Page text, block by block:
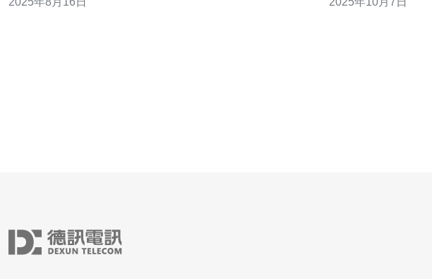
多企业的关注。本文将深入探讨香港站群的概念及其在网
理念，功能配置及其美学表现。 2. 香